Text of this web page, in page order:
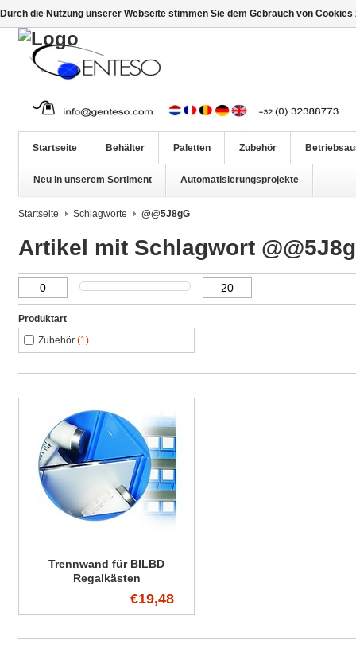
Startseite Behälter Paletten Zubehör
Neu in unserem Sortiment Automatisierungsprojekte
Startseite Schlagworte @@5J8gG
Artikel mit Schlagwort
Produktart
Zubehör (1)
Trennwand für BILBD
Regalkästen
€19,48
Durch die Nutzung unserer Webseite stimmen Sie dem Gebrauch von